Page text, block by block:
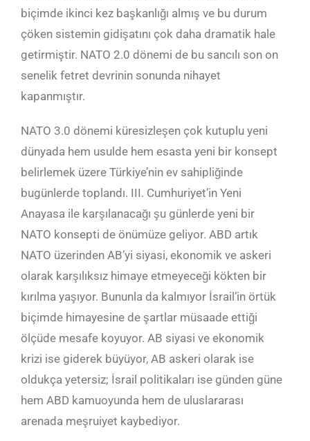
biçimde ikinci kez başkanlığı almış ve bu durum
çöken sistemin gidişatını çok daha dramatik hale
getirmiştir. NATO 2.0 dönemi de bu sancılı son on
senelik fetret devrinin sonunda nihayet
kapanmıştır.
NATO 3.0 dönemi küresizleşen çok kutuplu yeni
dünyada hem usulde hem esasta yeni bir konsept
belirlemek üzere Türkiye’nin ev sahipliğinde
bugünlerde toplandı. III. Cumhuriyet’in Yeni
Anayasa ile karşılanacağı şu günlerde yeni bir
NATO konsepti de önümüze geliyor. ABD artık
NATO üzerinden AB’yi siyasi, ekonomik ve askeri
olarak karşılıksız himaye etmeyeceği kökten bir
kırılma yaşıyor. Bununla da kalmıyor İsrail’in örtük
biçimde himayesine de şartlar müsaade ettiği
ölçüde mesafe koyuyor. AB siyasi ve ekonomik
krizi ise giderek büyüyor, AB askeri olarak ise
oldukça yetersiz; İsrail politikaları ise günden güne
hem ABD kamuoyunda hem de uluslararası
arenada meşruiyet kaybediyor.